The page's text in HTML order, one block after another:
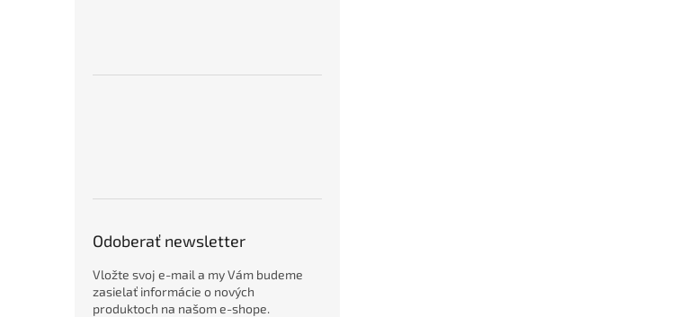
Odoberať newsletter
Vložte svoj e-mail a my Vám budeme
zasielať informácie o nových
produktoch na našom e-shope.